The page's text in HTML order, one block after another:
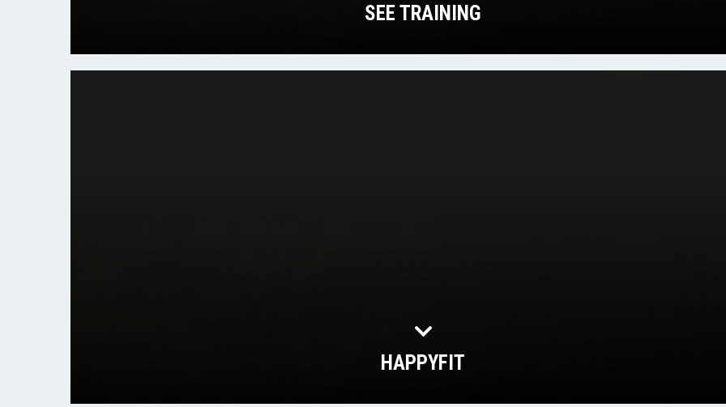
SEE TRAINING
HAPPYFIT